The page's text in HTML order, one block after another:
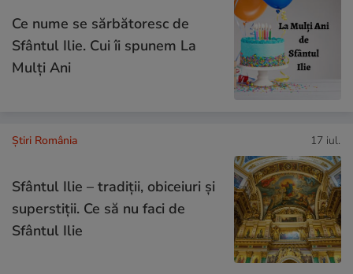
Ce nume se sărbătoresc de
Sfântul Ilie. Cui îi spunem La
Mulți Ani
Știri România 17 iul.
Sfântul Ilie – tradiții, obiceiuri și
superstiții. Ce să nu faci de
Sfântul Ilie